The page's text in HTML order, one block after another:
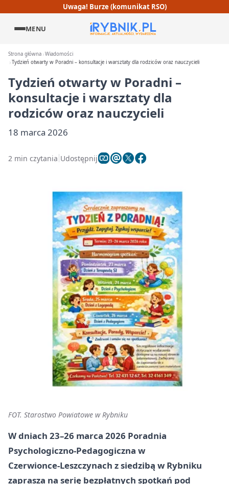
Uwaga! Burze (komunikat RSO)
MENU
Strona główna Wiadomości
Tydzień otwarty w Poradni – konsultacje i warsztaty dla rodziców oraz nauczycieli
Tydzień otwarty w Poradni –
konsultacje i warsztaty dla
rodziców oraz nauczycieli
18 marca 2026
2 min czytania Udostępnij
FOT. Starostwo Powiatowe w Rybniku
W dniach 23–26 marca 2026 Poradnia
Psychologiczno‑Pedagogiczna w
Czerwionce‑Leszczynach z siedzibą w Rybniku
zaprasza na serię bezpłatnych spotkań pod